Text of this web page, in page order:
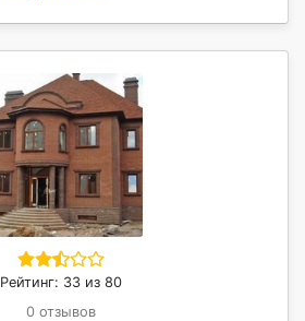
Рейтинг: 33 из 80
0 отзывов